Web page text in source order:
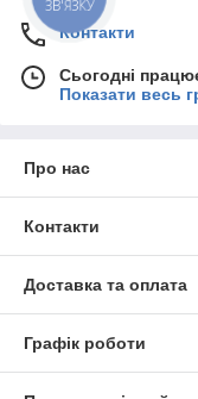
Контакти
Сьогодні
Показати весь
Про нас
Контакти
Доставка та оплата
Графік роботи